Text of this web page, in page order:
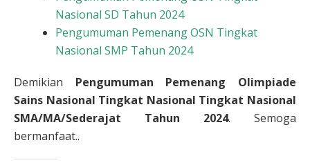
Nasional SD Tahun 2024
Pengumuman Pemenang OSN Tingkat
Nasional SMP Tahun 2024
Demikian Pengumuman Pemenang Olimpiade
Sains Nasional Tingkat Nasional Tingkat Nasional
SMA/MA/Sederajat Tahun 2024. Semoga
bermanfaat..